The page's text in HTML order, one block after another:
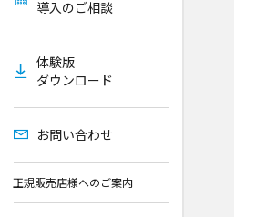
導入のご相談
体験版
ダウンロード
お問い合わせ
正規販売店様へのご案内